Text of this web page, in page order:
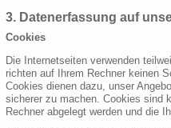
3. Datenerfassung auf
Cookies
Die Internetseiten verwenden
richten auf Ihrem Rechner keinen
Cookies dienen dazu, unser
sicherer zu machen. Cookies sind
Rechner abgelegt werden und die